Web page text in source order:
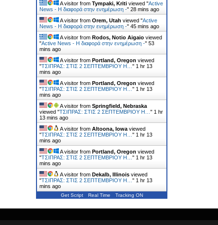
A visitor from Tympaki, Kriti viewed "Active
News - Η διαφορά στην ενημέρωση -" 28 mins ago
A visitor from Orem, Utah viewed "Active
News - Η διαφορά στην ενημέρωση -" 45 mins ago
A visitor from Rodos, Notio Aigaio viewed
"Active News - Η διαφορά στην ενημέρωση -" 53
mins ago
A visitor from Portland, Oregon viewed
"ΤΣΙΠΡΑΣ: ΣΤΙΣ 2 ΣΕΠΤΕΜΒΡΙΟΥ Η… " 1 hr 13
mins ago
A visitor from Portland, Oregon viewed
"ΤΣΙΠΡΑΣ: ΣΤΙΣ 2 ΣΕΠΤΕΜΒΡΙΟΥ Η… " 1 hr 13
mins ago
A visitor from Springfield, Nebraska
viewed "ΤΣΙΠΡΑΣ: ΣΤΙΣ 2 ΣΕΠΤΕΜΒΡΙΟΥ Η… " 1 hr
13 mins ago
A visitor from Altoona, Iowa viewed
"ΤΣΙΠΡΑΣ: ΣΤΙΣ 2 ΣΕΠΤΕΜΒΡΙΟΥ Η… " 1 hr 13
mins ago
A visitor from Portland, Oregon viewed
"ΤΣΙΠΡΑΣ: ΣΤΙΣ 2 ΣΕΠΤΕΜΒΡΙΟΥ Η… " 1 hr 13
mins ago
A visitor from Dekalb, Illinois viewed
"ΤΣΙΠΡΑΣ: ΣΤΙΣ 2 ΣΕΠΤΕΜΒΡΙΟΥ Η… " 1 hr 13
mins ago
Get Script Real Time Tracking ON